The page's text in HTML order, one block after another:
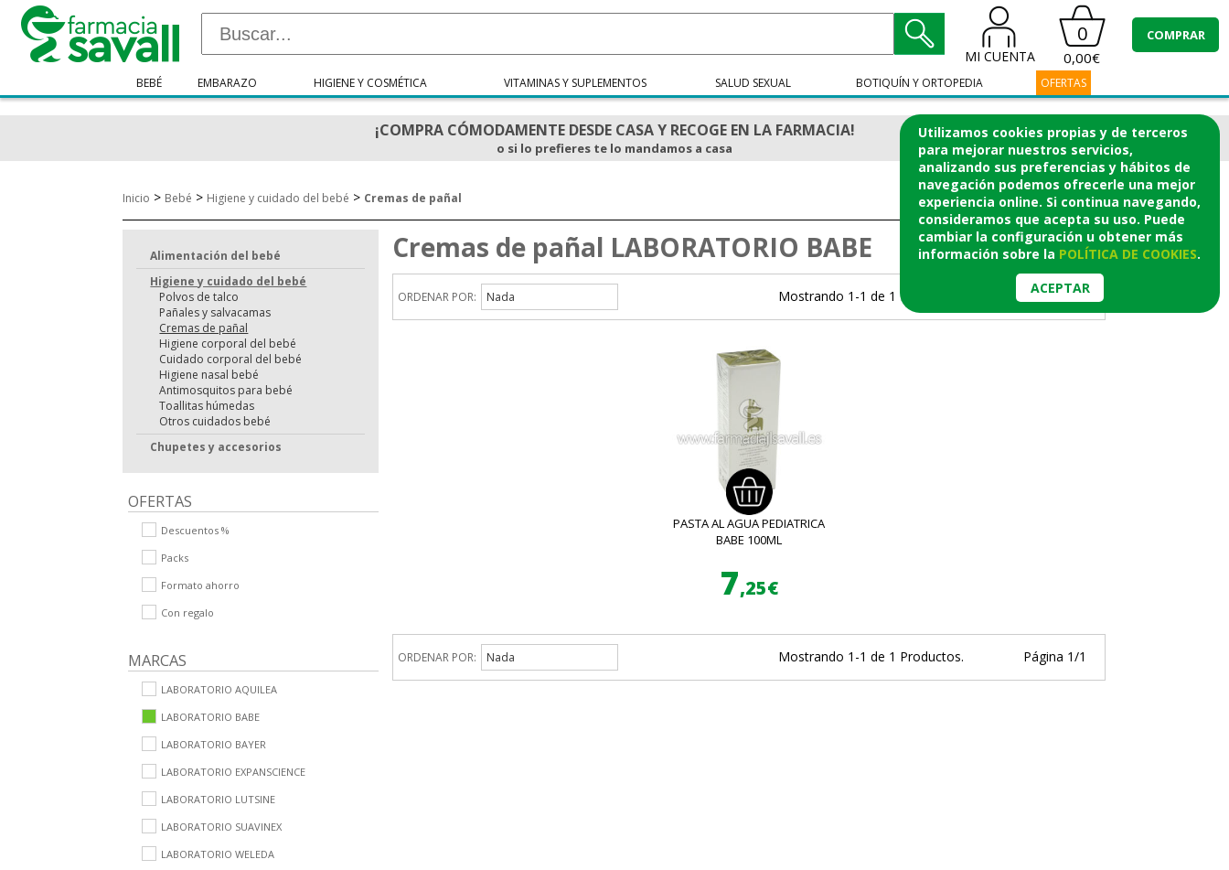
Utilizamos cookies propias y de terceros
para mejorar nuestros servicios,
analizando sus preferencias y hábitos de
navegación podemos ofrecerle una mejor
experiencia online. Si continua navegando,
consideramos que acepta su uso. Puede
cambiar la configuración u obtener más
información sobre la POLÍTICA DE COOKIES.
ACEPTAR
MI CUENTA
0
0,00€
COMPRAR
BEBÉ EMBARAZO HIGIENE Y COSMÉTICA VITAMINAS Y SUPLEMENTOS SALUD SEXUAL BOTIQUÍN Y ORTOPEDIA OFERTAS
¡COMPRA CÓMODAMENTE DESDE CASA Y RECOGE EN LA FARMACIA!
o si lo prefieres te lo mandamos a casa
Inicio > Bebé > Higiene y cuidado del bebé > Cremas de pañal
Alimentación del bebé
Higiene y cuidado del bebé
Polvos de talco
Pañales y salvacamas
Cremas de pañal
Higiene corporal del bebé
Cuidado corporal del bebé
Higiene nasal bebé
Antimosquitos para bebé
Toallitas húmedas
Otros cuidados bebé
Chupetes y accesorios
OFERTAS
Descuentos %
Packs
Formato ahorro
Con regalo
MARCAS
LABORATORIO AQUILEA
LABORATORIO BABE
LABORATORIO BAYER
LABORATORIO EXPANSCIENCE
LABORATORIO LUTSINE
LABORATORIO SUAVINEX
LABORATORIO WELEDA
Cremas de pañal LABORATORIO BABE
ORDENAR POR: Nada Mostrando 1-1 de 1 Productos. Página 1/1
PASTA AL AGUA PEDIATRICA
BABE 100ML
7,25€
ORDENAR POR: Nada Mostrando 1-1 de 1 Productos. Página 1/1